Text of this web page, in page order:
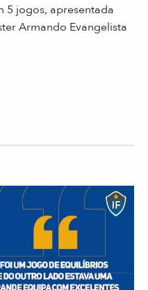
5 jogos, apresentada
Armando Evangelista